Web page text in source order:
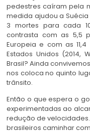
pedestres caíram pela
medida ajudou a
3 mortes para cada
contrasta com as 5,5
Europeia e com as
Estados Unidos (2014,
Brasil? Ainda
nos coloca no quinto
trânsito.
Então o que espera o
experimentadas ao
redução de
brasileiros caminhar